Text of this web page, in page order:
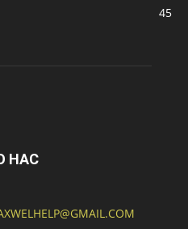
45
НАС